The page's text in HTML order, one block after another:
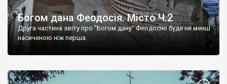
Богом дана Феодосія. Місто Ч.2
Друга частина звіту про "Богом дану" Феодосію буде не менш
насиченою ніж перша.